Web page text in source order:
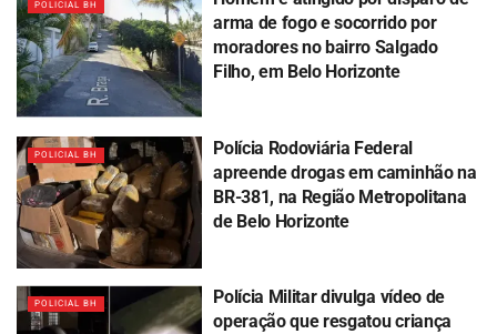
POLICIAL BH
arma de fogo e socorrido por
moradores no bairro Salgado
Filho, em Belo Horizonte
POLICIAL BH
Polícia Rodoviária Federal
apreende drogas em caminhão na
BR-381, na Região Metropolitana
de Belo Horizonte
POLICIAL BH
Polícia Militar divulga vídeo de
operação que resgatou criança